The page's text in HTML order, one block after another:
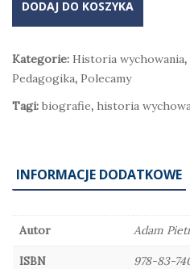
DODAJ DO KOSZYKA
Kategorie: Historia wychowania,
Pedagogika, Polecamy
Tagi: biografie, historia
INFORMACJE DODATKOWE
Autor Adam
ISBN 978-83-